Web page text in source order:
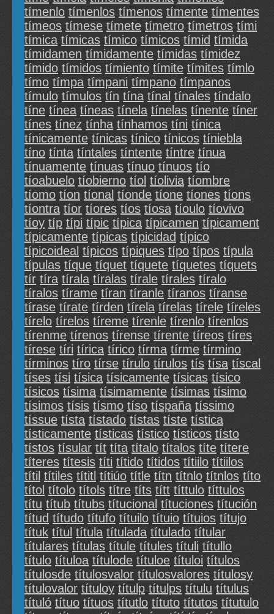
tímenlo tímenlos tímenos tímente tímentes
tímeos tímese tímete tímetro tímetros tími
tímica tímicas tímico tímicos tímid tímida
tímidamen tímidamente tímidas tímidez
tímido tímidos tímiento tímite tímites tímlo
tímo tímpa tímpani tímpano tímpanos
tímulo tímulos tín tína tínal tínales tíndalo
tíne tínea tíneas tínela tínelas tínente tíner
tínes tínez tínha tínhamos tíni tínica
tínicamente tínicas tínico tínicos tíniebla
tíno tínta tíntales tíntente tíntre tínua
tínuamente tínuas tínuo tínuos tío
tíoabuelo tíobierno tíol tíolivia tíombre
tíomo tíon tíonal tíonde tíone tíones tíons
tíontra tíor tíores tíos tíosa tíoulo tíovivo
tíoy típ típi típic típica típicamen típicament
típicamente típicas típicidad típico
típicoideal típicos típiques típo típos típula
típulas tíque tíquet tíquete tíquetes tíquets
tír tíra tírala tíralas tírale tírales tíralo
tíralos tírame tíran tíranle tíranos tíranse
tírase tírate tírden tírela tírelas tírele tíreles
tírelo tírelos tíreme tírenle tírenlo tírenlos
tírenme tírenos tírense tírente tíreos tíres
tírese tíri tírica tírico tírma tírme tírmino
tírminos tíro tírse tírulo tírulos tís tísa tíscal
tíses tísi tísica tísicamente tísicas tísico
tísicos tísima tísimamente tísimas tísimo
tísimos tísis tísmo tíso tíspaña tíssimo
tíssue tísta tístado tístas tíste tística
tísticamente tísticas tístico tísticos tísto
tístos tísular tít títa títalo títalos títe títere
títeres títesis títi títido títidos títiilo títiilos
títil títiles títitl títiúo títle títn títnlo títnlos títo
títol títolo títols títre títs títt títtulo títtulos
títu títub títubs títucional títuciones títución
títud títudo títufo títuilo títuio títuios títujo
títuk títul títula títulada títulado títular
títulares títulas títule títules títuli títullo
título títuloa títulode títuloe títuloi títulos
títulosde títulosvalor títulosvalores títulosy
títulovalor títuloy títulp títulps títulu títulus
títuló títuo títuos títutlo títuto títutos títutulo